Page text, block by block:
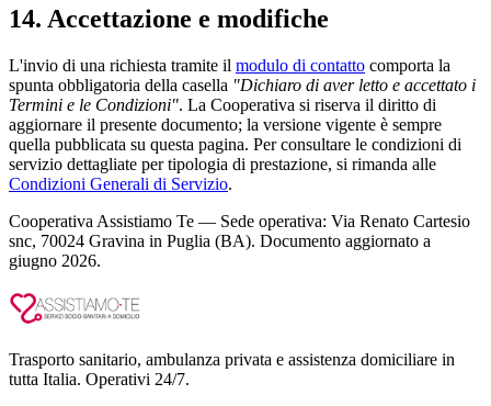
14. Accettazione e modifiche
L'invio di una richiesta tramite il modulo di contatto comporta la
spunta obbligatoria della casella "Dichiaro di aver letto e accettato i
Termini e le Condizioni". La Cooperativa si riserva il diritto di
aggiornare il presente documento; la versione vigente è sempre
quella pubblicata su questa pagina. Per consultare le condizioni di
servizio dettagliate per tipologia di prestazione, si rimanda alle
Condizioni Generali di Servizio.
Cooperativa Assistiamo Te — Sede operativa: Via Renato Cartesio
snc, 70024 Gravina in Puglia (BA). Documento aggiornato a
giugno 2026.
Trasporto sanitario, ambulanza privata e assistenza domiciliare in
tutta Italia. Operativi 24/7.